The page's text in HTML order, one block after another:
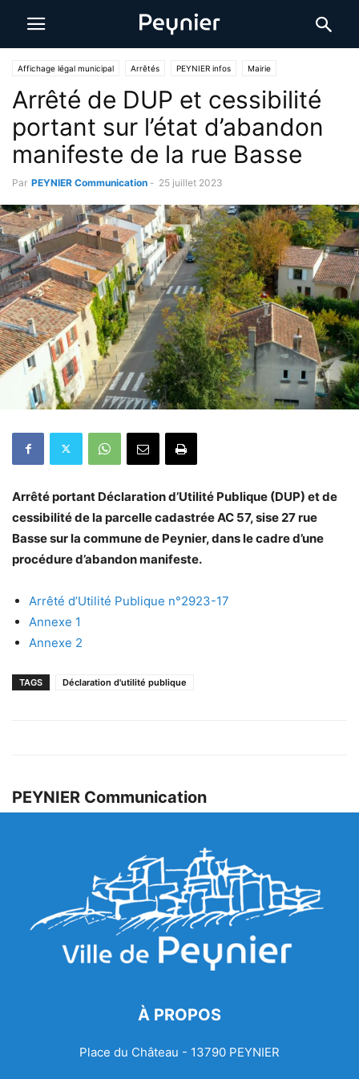
Affichage légal municipal Arrêtés PEYNIER infos Mairie
Arrêté de DUP et cessibilité
portant sur l’état d’abandon
manifeste de la rue Basse
Par PEYNIER Communication - 25 juillet 2023
Arrêté portant Déclaration d’Utilité Publique (DUP) et de
cessibilité de la parcelle cadastrée AC 57, sise 27 rue
Basse sur la commune de Peynier, dans le cadre d’une
procédure d’abandon manifeste.
Arrêté d’Utilité Publique n°2923-17
Annexe 1
Annexe 2
TAGS Déclaration d'utilité publique
PEYNIER Communication
À PROPOS
Place du Château - 13790 PEYNIER